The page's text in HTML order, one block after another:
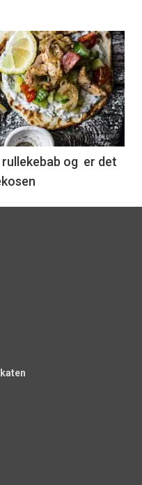
og er det